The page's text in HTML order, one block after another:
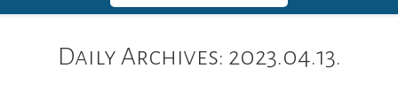
Daily Archives: 2023.04.13.